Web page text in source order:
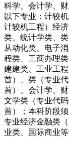
科学、会计学、
以下专业：计较
计较机工程）经
类、统计学类、
从动化类、电子
程类、工商办理
建建类、工业工
首）、类（专业
首）、会计学、
文学类（专业代
首）；本科阶段
专业经济金融类
业类、国际商业